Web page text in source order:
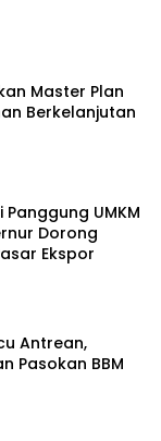
Master Plan
Berkelanjutan
UMKM
Dorong
Ekspor
Antrean,
Pasokan BBM